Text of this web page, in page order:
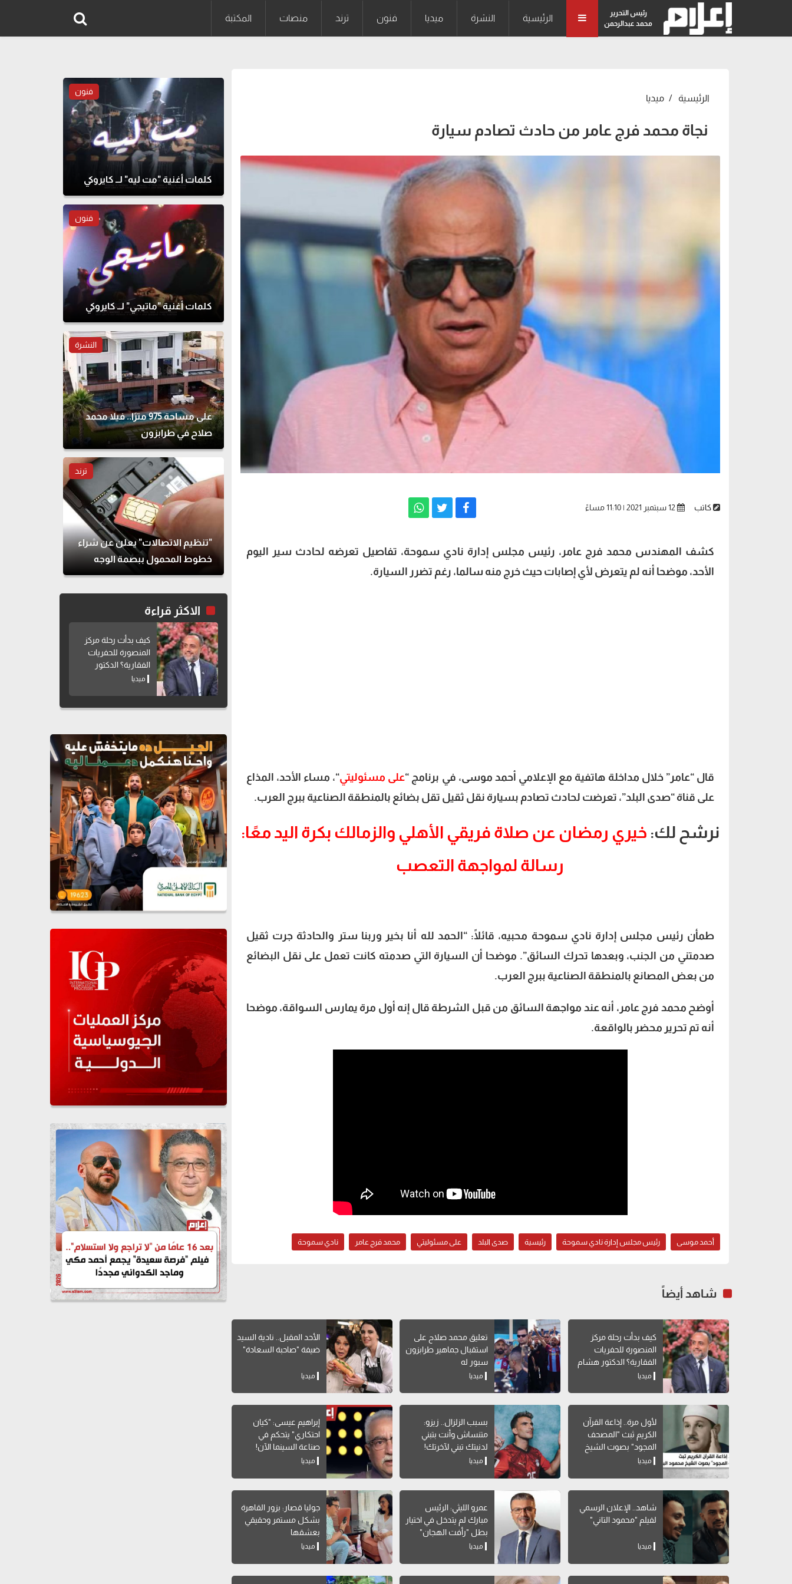
رئيس التحرير
محمد عبدالرحمن
الرئيسية النشرة ميديا فنون ترند منصات المكتبة
الرئيسية ميديا
نجاة محمد فرج عامر من حادث تصادم سيارة
كاتب
كشف المهندس محمد فرج عامر، رئيس مجلس إدارة نادي سموحة، تفاصيل تعرضه لحادث سير اليوم
الأحد، موضحا أنه لم يتعرض لأي إصابات حيث خرج منه سالما، رغم تضرر السيارة.
قال “عامر” خلال مداخلة هاتفية مع الإعلامي أحمد موسى، في برنامج “على مسئوليتي“، مساء الأحد، المذاع
على قناة “صدى البلد”، تعرضت لحادث تصادم بسيارة نقل ثقيل تقل بضائع بالمنطقة الصناعية ببرج العرب.
نرشح لك: خيري رمضان عن صلاة فريقي الأهلي والزمالك بكرة اليد معًا:
رسالة لمواجهة التعصب
طمأن رئيس مجلس إدارة نادي سموحة محبيه، قائلًا: “الحمد لله أنا بخير وربنا ستر والحادثة جرت ثقيل
صدمتني من الجنب، وبعدها تحرك السائق”. موضحا أن السيارة التي صدمته كانت تعمل على نقل البضائع
من بعض المصانع بالمنطقة الصناعية ببرج العرب.
أوضح محمد فرج عامر، أنه عند مواجهة السائق من قبل الشرطة قال إنه أول مرة يمارس السواقة، موضحا
أنه تم تحرير محضر بالواقعة.
أحمد موسى رئيس مجلس إدارة نادي سموحة رئيسية صدى البلد على مسئوليتي محمد فرج عامر نادي سموحة
شاهد أيضاً
كيف بدأت رحلة مركز
المنصورة للحفريات
الفقارية؟ الدكتور هشام
سلام يوضح
ميديا
تعليق محمد صلاح على
استقبال جماهير طرابزون
سبور له
ميديا
الأحد المقبل.. نادية السيد
ضيفة "صاحبة السعادة"
ميديا
لأول مرة.. إذاعة القرآن
الكريم ثبث "المصحف
المجود" بصوت الشيخ
محمود البنا
ميديا
بسبب الزلزال.. زيزو:
متنساش وأنت بتبني
لدنيتك تبني لآخرتك!
ميديا
إبراهيم عيسى: "كيان
احتكاري" يتحكم في
صناعة السينما الآن!
ميديا
شاهد.. الإعلان الرسمي
لفيلم "محمود التاني"
ميديا
عمرو الليثي: الرئيس
مبارك لم يتدخل في اختيار
بطل "رأفت الهجان"
ميديا
جوليا قصار: بزور القاهرة
بشكل مستمر وحقيقي
بعشقها
ميديا
فنون
كلمات أغنية "مت ليه" لــ كايروكي
فنون
كلمات أغنية "ماتيجي" لــ كايروكي
النشرة
على مساحة 975 مترًا.. فيلا محمد
صلاح في طرابزون
ترند
"تنظيم الاتصالات" يعلن عن شراء
خطوط المحمول ببصمة الوجه
الاكثر قراءة
كيف بدأت رحلة مركز
المنصورة للحفريات
الفقارية؟ الدكتور
هشام سلام يوضح
ميديا